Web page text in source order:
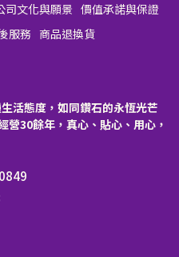
司文化與願景 價值承諾與保證
服務 商品退換貨
活態度，如同鑽石的永恆光芒
營30餘年，真心、貼心、用心，